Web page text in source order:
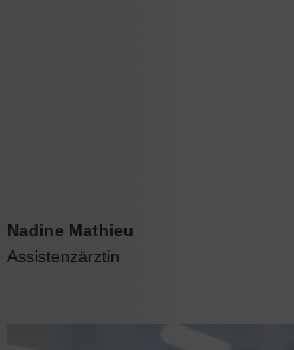
Nadine Mathieu
Assistenzärztin